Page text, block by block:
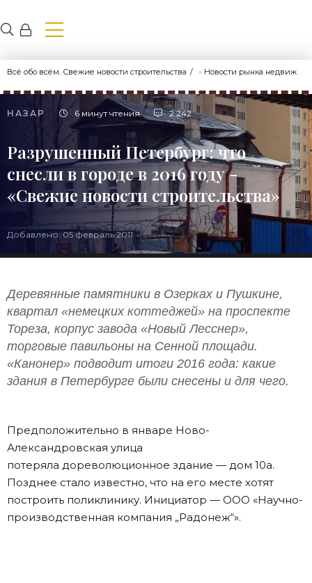
Всё обо всём. Свежие новости строительства » Новости рынка недвижимости
НАЗАР 6 минут чтения 2 242
Разрушенный Петербург: что
снесли в городе в 2016 году -
«Свежие новости строительства»
Добавлено: 05 февраль 2011
Деревянные памятники в Озерках и Пушкине,
квартал «немецких коттеджей» на проспекте
Тореза, корпус завода «Новый Лесснер»,
торговые павильоны на Сенной площади.
«Канонер» подводит итоги 2016 года: какие
здания в Петербурге были снесены и для чего.
Предположительно в январе Ново-
Александровская улица
потеряла дореволюционное здание — дом 10а.
Позднее стало известно, что на его месте хотят
построить поликлинику. Инициатор — ООО «Научно-
производственная компания „Радонеж“».